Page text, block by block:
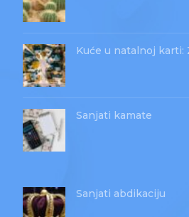
Kuće u natalnoj karti:
Sanjati kamate
Sanjati abdikaciju